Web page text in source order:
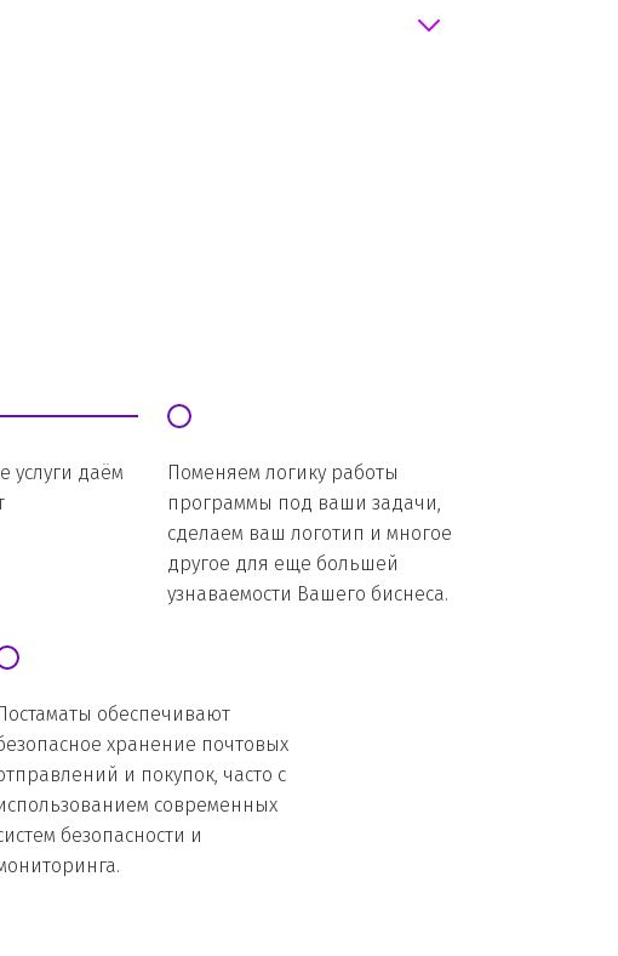
услуги даём
Поменяем логику работы
программы под ваши задачи,
сделаем ваш логотип и многое
другое для еще большей
узнаваемости Вашего биснеса.
обеспечивают
хранение почтовых
и покупок, часто с
современных
безопасности и